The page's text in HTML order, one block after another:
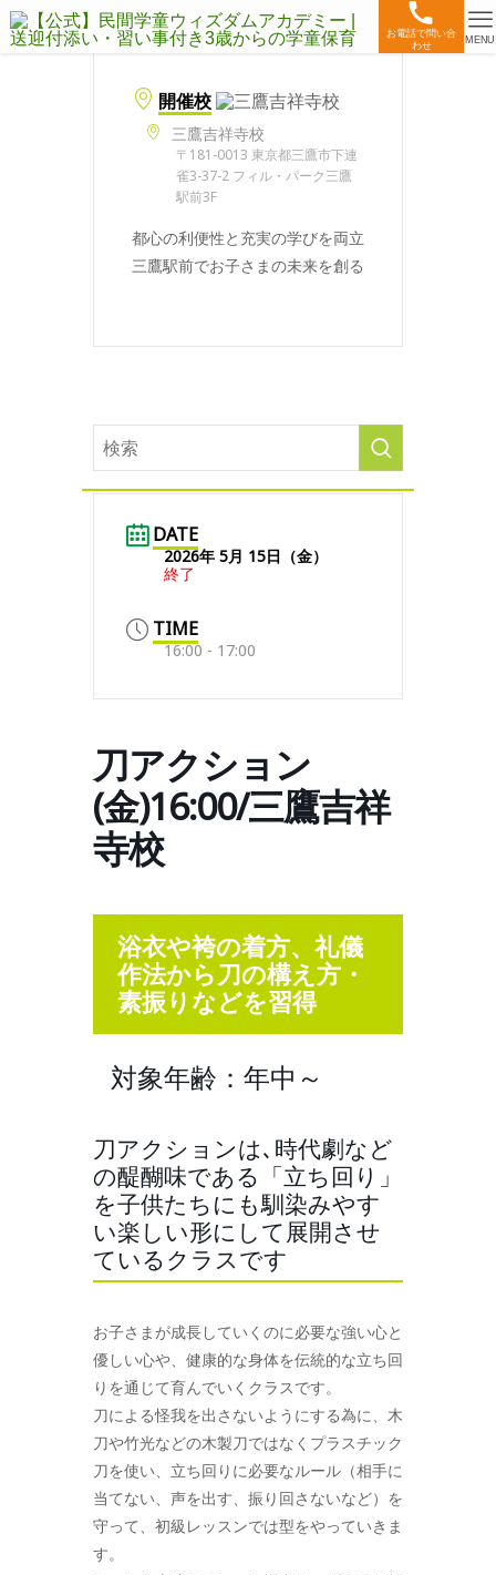
お電話で問い合
わせ
MENU
開催校
三鷹吉祥寺校
〒181-0013 東京都三鷹市下連
雀3-37-2 フィル・パーク三鷹
駅前3F
都心の利便性と充実の学びを両立
三鷹駅前でお子さまの未来を創る
DATE
2026年 5月 15日（金）
終了
TIME
16:00 - 17:00
刀アクション
(金)16:00/三鷹吉祥
寺校
浴衣や袴の着方、礼儀
作法から刀の構え方・
素振りなどを習得
対象年齢：年中～
刀アクションは､時代劇など
の醍醐味である「立ち回り」
を子供たちにも馴染みやす
い楽しい形にして展開させ
ているクラスです
お子さまが成長していくのに必要な強い心と
優しい心や、健康的な身体を伝統的な立ち回
りを通じて育んでいくクラスです。
刀による怪我を出さないようにする為に、木
刀や竹光などの木製刀ではなくプラスチック
刀を使い、立ち回りに必要なルール（相手に
当てない、声を出す、振り回さないなど）を
守って、初級レッスンでは型をやっていきま
す。